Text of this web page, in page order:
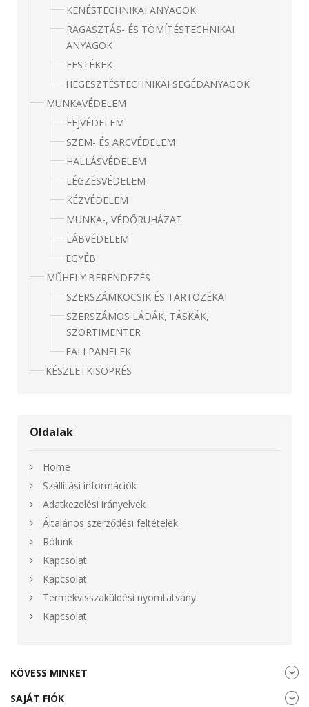
KENÉSTECHNIKAI ANYAGOK
RAGASZTÁS- ÉS TÖMÍTÉSTECHNIKAI
ANYAGOK
FESTÉKEK
HEGESZTÉSTECHNIKAI SEGÉDANYAGOK
MUNKAVÉDELEM
FEJVÉDELEM
SZEM- ÉS ARCVÉDELEM
HALLÁSVÉDELEM
LÉGZÉSVÉDELEM
KÉZVÉDELEM
MUNKA-, VÉDŐRUHÁZAT
LÁBVÉDELEM
EGYÉB
MŰHELY BERENDEZÉS
SZERSZÁMKOCSIK ÉS TARTOZÉKAI
SZERSZÁMOS LÁDÁK, TÁSKÁK,
SZORTIMENTER
FALI PANELEK
KÉSZLETKISÖPRÉS
Oldalak
Home
Szállítási információk
Adatkezelési irányelvek
Általános szerződési feltételek
Rólunk
Kapcsolat
Kapcsolat
Termékvisszaküldési nyomtatvány
Kapcsolat
KÖVESS MINKET
SAJÁT FIÓK